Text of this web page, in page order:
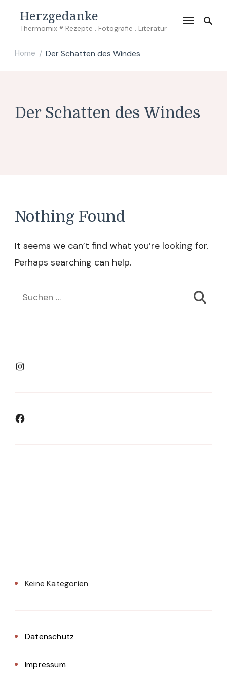
Herzgedanke
Thermomix ® Rezepte . Fotografie . Literatur
Home / Der Schatten des Windes
Der Schatten des Windes
Nothing Found
It seems we can’t find what you’re looking for.
Perhaps searching can help.
Suchen
Instagram
Facebook
Keine Kategorien
Datenschutz
Impressum